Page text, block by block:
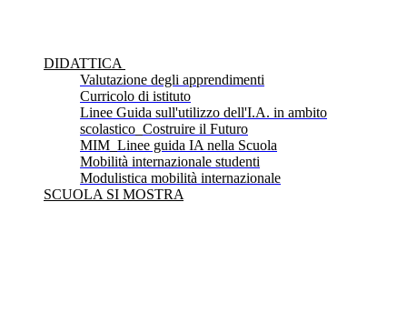
DIDATTICA
Valutazione degli apprendimenti
Curricolo di istituto
Linee Guida sull'utilizzo dell'I.A. in ambito
scolastico_Costruire il Futuro
MIM_Linee guida IA nella Scuola
Mobilità internazionale studenti
Modulistica mobilità internazionale
SCUOLA SI MOSTRA